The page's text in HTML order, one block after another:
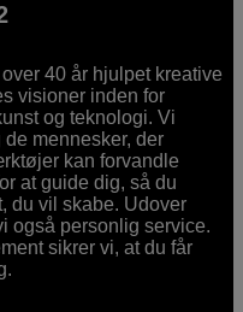
40 år hjulpet kreative
visioner inden for
og teknologi. Vi
mennesker, der
kan forvandle
at guide dig, så du
du vil skabe. Udover
også personlig service.
sikrer vi, at du får